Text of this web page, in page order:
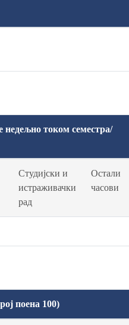
недељно током семестра/
Студијски и
истраживачки
рад
Остали
часови
поена 100)